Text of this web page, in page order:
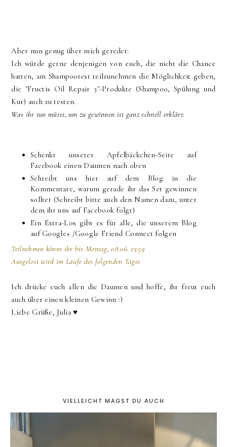
Aber nun genug über mich geredet:
Ich würde gerne denjenigen von euch, die nicht die Chance
hatten, am Shampootest teilzunehmen die Möglichkeit geben,
die "Fructis Oil Repair 3"-Produkte (Shampoo, Spülung und
Kur) auch zu testen.
Was ihr tun müsst, um zu gewinnen ist ganz schnell erklärt:
Schenkt unserer Apfelbäckchen-Seite auf
Facebook einen Daumen nach oben
Schreibt uns hier auf dem Blog in die
Kommentare, warum gerade ihr das Set gewinnen
solltet (Schreibt bitte auch den Namen dazu, unter
dem ihr uns auf Facebook folgt)
Ein Extra-Los gibt es für alle, die unserem Blog
auf Google+ /Google Friend Connect folgen
Teilnehmen könnt ihr bis Montag, 08.06. 23:59
Ausgelost wird im Laufe des folgenden Tages
Ich drücke euch allen die Daumen und hoffe, ihr freut euch
auch über einen kleinen Gewinn :)
Liebe Grüße, Julia♥
VIELLEICHT MAGST DU AUCH